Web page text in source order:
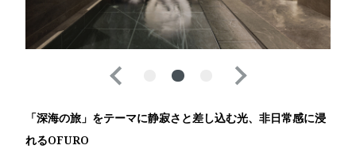
「深海の旅」をテーマに静寂さと差し込む光、非日常感に浸
れるOFURO